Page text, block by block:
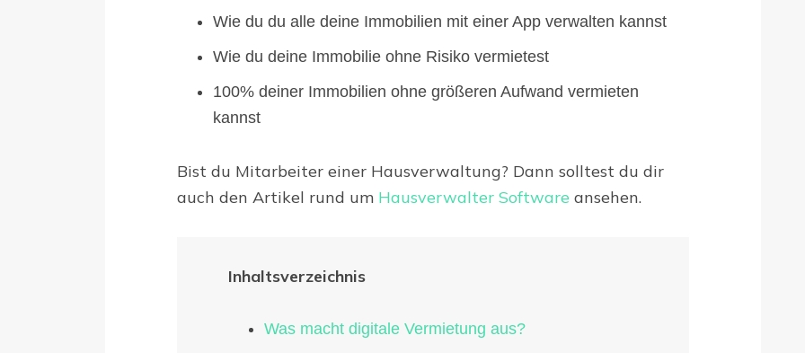
Wie du du alle deine Immobilien mit einer App verwalten kannst
Wie du deine Immobilie ohne Risiko vermietest
100% deiner Immobilien ohne größeren Aufwand vermieten
kannst
Bist du Mitarbeiter einer Hausverwaltung? Dann solltest du dir
auch den Artikel rund um Hausverwalter Software ansehen.
Inhaltsverzeichnis
Was macht digitale Vermietung aus?